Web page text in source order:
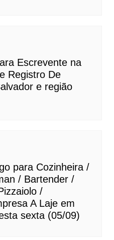
Escrevente na
Registro De
e região
para Cozinheira /
/ Bartender /
/
A Laje em
sexta (05/09)